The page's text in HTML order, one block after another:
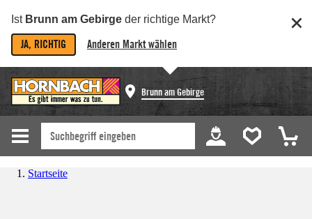
Ist Brunn am Gebirge der richtige Markt?
JA, RICHTIG Anderen Markt wählen
Brunn am Gebirge
Startseite